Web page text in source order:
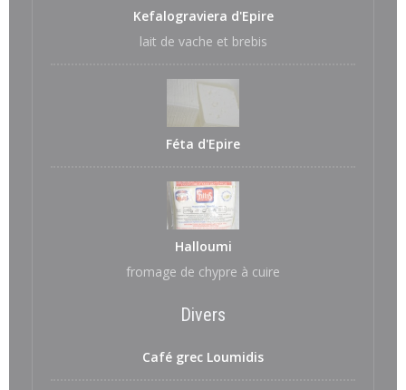
Kefalograviera d'Epire
lait de vache et brebis
Féta d'Epire
Halloumi
fromage de chypre à cuire
Divers
Café grec Loumidis